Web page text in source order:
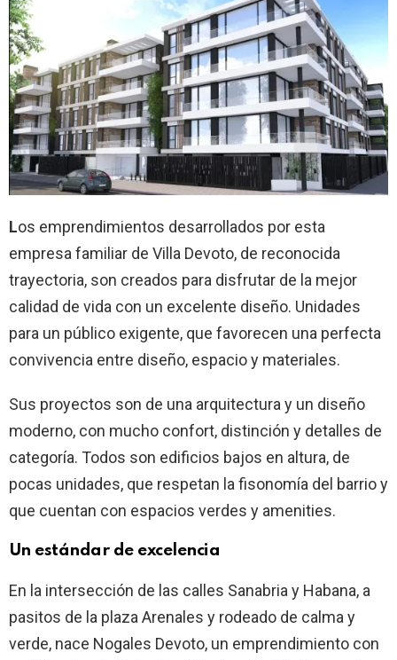
Los emprendimientos desarrollados por esta
empresa familiar de Villa Devoto, de reconocida
trayectoria, son creados para disfrutar de la mejor
calidad de vida con un excelente diseño. Unidades
para un público exigente, que favorecen una perfecta
convivencia entre diseño, espacio y materiales.
Sus proyectos son de una arquitectura y un diseño
moderno, con mucho confort, distinción y detalles de
categoría. Todos son edificios bajos en altura, de
pocas unidades, que respetan la fisonomía del barrio y
que cuentan con espacios verdes y amenities.
Un estándar de excelencia
En la intersección de las calles Sanabria y Habana, a
pasitos de la plaza Arenales y rodeado de calma y
verde, nace Nogales Devoto, un emprendimiento con